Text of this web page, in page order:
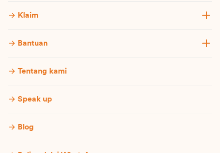
Klaim
Bantuan
Tentang kami
Speak up
Blog